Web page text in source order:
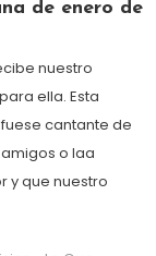
de enero de
nuestro
ella. Esta
cantante de
o laa
y que nuestro